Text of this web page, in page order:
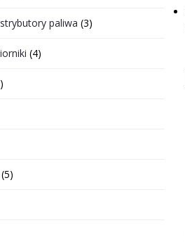
paliwa (3)
(4)
(5)